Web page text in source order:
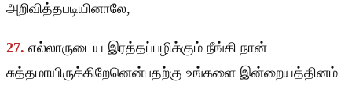
அறிவித்தபடியினாலே,
27. எல்லாருடைய இரத்தப்பழிக்கும் நீங்கி நான்
சுத்தமாயிருக்கிறேனென்பதற்கு உங்களை இன்றையத்தினம்